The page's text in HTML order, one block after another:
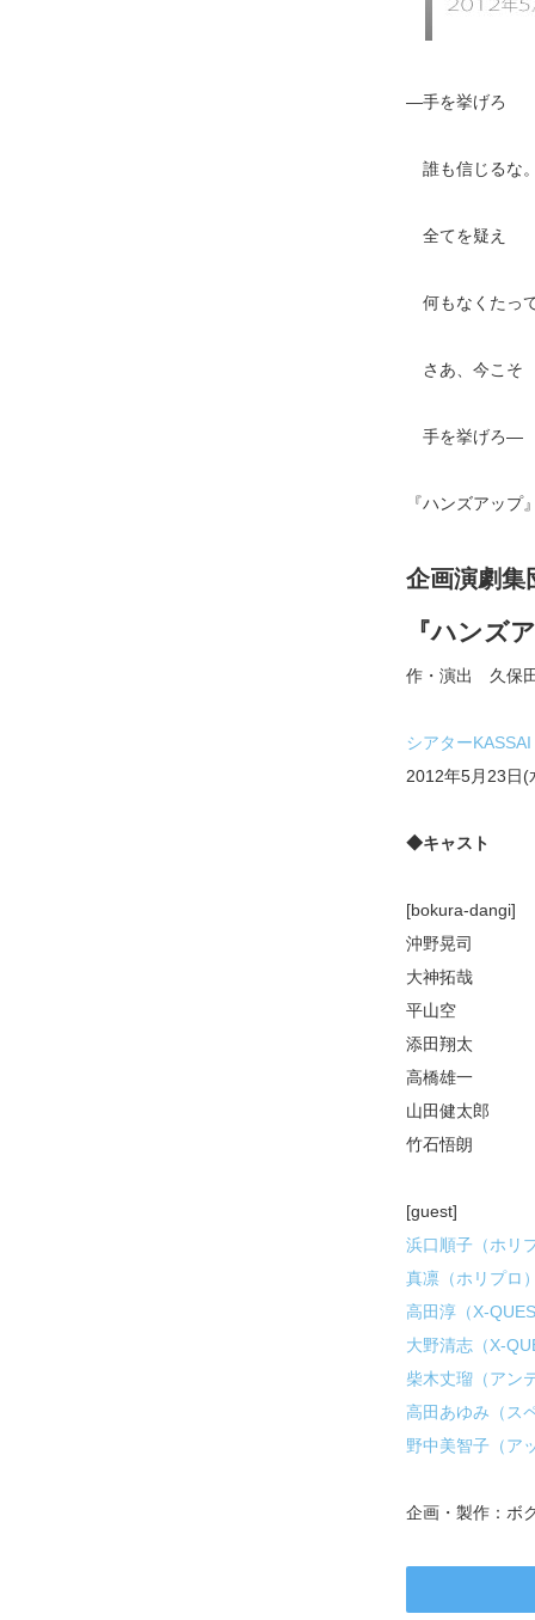
―手を挙げろ
誰も信じるな
全てを疑え
何もなくたっ
さあ、今こそ
手を挙げろ―
『ハンズアップ
企画演劇集
『ハンズ
作・演出 久保
シアターKASSAI
2012年5月23日
◆キャスト
[bokura-dangi]
沖野晃司
大神拓哉
平山空
添田翔太
高橋雄一
山田健太郎
竹石悟朗
[guest]
浜口順子（ホリ
真凛（ホリプロ
高田淳（X-
大野清志（X-
柴木丈瑠（アン
高田あゆみ（ス
野中美智子（ア
企画・製作：ボ